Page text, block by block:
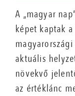
A „magyar
képet kaptak
aktuális
növekvő
az értéklánc